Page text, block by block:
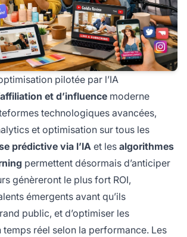
pilotée par l’IA
et d’influence moderne
technologiques avancées,
et optimisation sur tous les
prédictive via l’IA et les algorithmes
permettent désormais d’anticiper
génèreront le plus fort ROI,
émergents avant qu’ils
public, et d’optimiser les
réel selon la performance. Les